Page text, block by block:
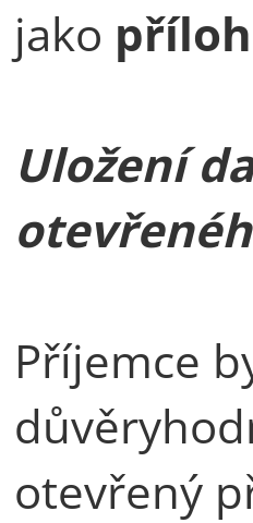
jako
Uložení
Příjemce
otevřený